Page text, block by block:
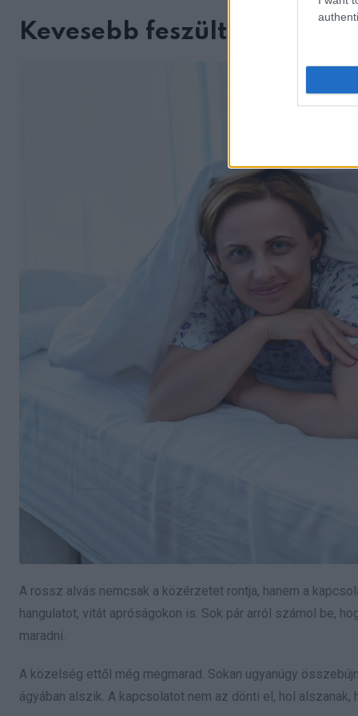
Kevesebb feszültség, több
A rossz alvás nemcsak a közérzetet rontja, hanem a
hangulatot, vitát apróságokon is. Sok pár arról számol be,
maradni.
A közelség ettől még megmarad. Sokan ugyanúgy
ágyában alszik. A kapcsolatot nem az dönti el, hol alszanak,